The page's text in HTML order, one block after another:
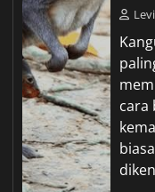
cara